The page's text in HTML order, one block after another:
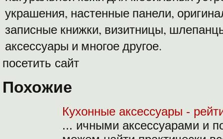
украшения, настенные панели,
записные книжки, визитницы,
аксессуары и многое другое.
посетить сайт
Похожие
Кухонные аксессуары -
... ичными аксессуарами и